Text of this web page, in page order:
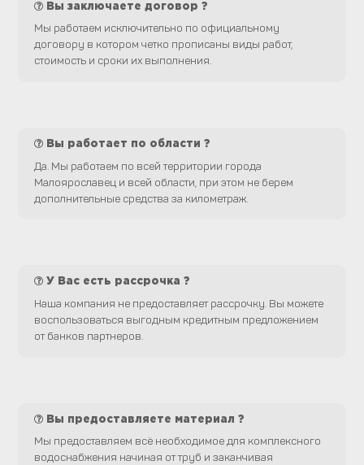
Вы заключаете договор ?
Мы работаем исключительно по официальному
договору в котором четко прописаны виды работ,
стоимость и сроки их выполнения.
Вы работает по области ?
Да. Мы работаем по всей территории города
Малоярославец и всей области, при этом не берем
дополнительные средства за километраж.
У Вас есть рассрочка ?
Наша компания не предоставляет рассрочку. Вы можете
воспользоваться выгодным кредитным предложением
от банков партнеров.
Вы предоставляете материал ?
Мы предоставляем всё необходимое для комплексного
водоснабжения начиная от труб и заканчивая